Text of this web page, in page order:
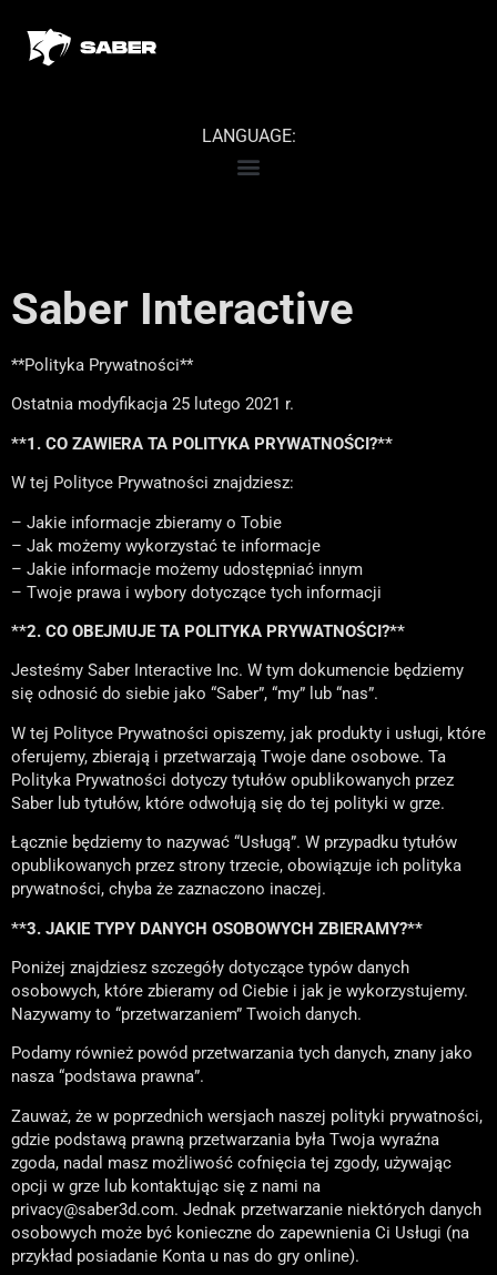
LANGUAGE:
Saber Interactive
**Polityka Prywatności**
Ostatnia modyfikacja 25 lutego 2021 r.
**1. CO ZAWIERA TA POLITYKA PRYWATNOŚCI?**
W tej Polityce Prywatności znajdziesz:
– Jakie informacje zbieramy o Tobie
– Jak możemy wykorzystać te informacje
– Jakie informacje możemy udostępniać innym
– Twoje prawa i wybory dotyczące tych informacji
**2. CO OBEJMUJE TA POLITYKA PRYWATNOŚCI?**
Jesteśmy Saber Interactive Inc. W tym dokumencie będziemy
się odnosić do siebie jako “Saber”, “my” lub “nas”.
W tej Polityce Prywatności opiszemy, jak produkty i usługi, które
oferujemy, zbierają i przetwarzają Twoje dane osobowe. Ta
Polityka Prywatności dotyczy tytułów opublikowanych przez
Saber lub tytułów, które odwołują się do tej polityki w grze.
Łącznie będziemy to nazywać “Usługą”. W przypadku tytułów
opublikowanych przez strony trzecie, obowiązuje ich polityka
prywatności, chyba że zaznaczono inaczej.
**3. JAKIE TYPY DANYCH OSOBOWYCH ZBIERAMY?**
Poniżej znajdziesz szczegóły dotyczące typów danych
osobowych, które zbieramy od Ciebie i jak je wykorzystujemy.
Nazywamy to “przetwarzaniem” Twoich danych.
Podamy również powód przetwarzania tych danych, znany jako
nasza “podstawa prawna”.
Zauważ, że w poprzednich wersjach naszej polityki prywatności,
gdzie podstawą prawną przetwarzania była Twoja wyraźna
zgoda, nadal masz możliwość cofnięcia tej zgody, używając
opcji w grze lub kontaktując się z nami na
privacy@saber3d.com. Jednak przetwarzanie niektórych danych
osobowych może być konieczne do zapewnienia Ci Usługi (na
przykład posiadanie Konta u nas do gry online).